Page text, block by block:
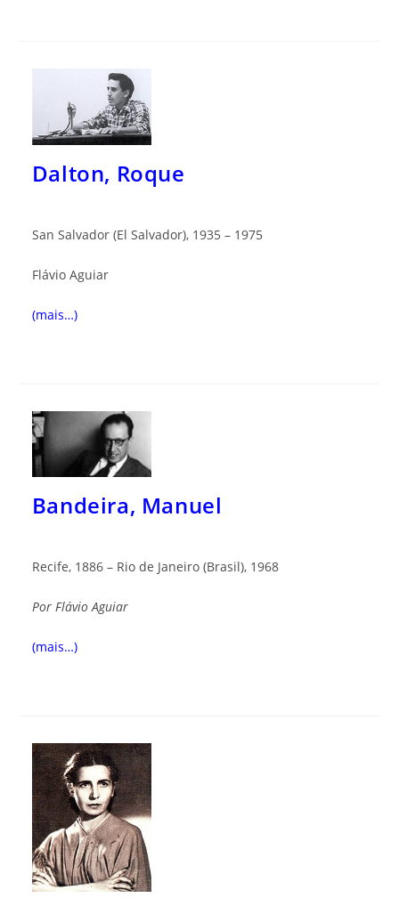
Dalton, Roque
San Salvador (El Salvador), 1935 – 1975
Flávio Aguiar
(mais…)
Bandeira, Manuel
Recife, 1886 – Rio de Janeiro (Brasil), 1968
Por Flávio Aguiar
(mais…)